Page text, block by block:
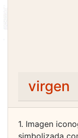
virgen
1. Imagen
simbolizada